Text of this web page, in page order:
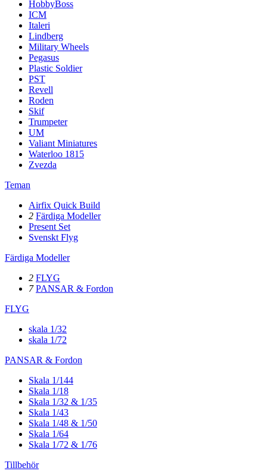
HobbyBoss
ICM
Italeri
Lindberg
Military Wheels
Pegasus
Plastic Soldier
PST
Revell
Roden
Skif
Trumpeter
UM
Valiant Miniatures
Waterloo 1815
Zvezda
Teman
Airfix Quick Build
2 Färdiga Modeller
Present Set
Svenskt Flyg
Färdiga Modeller
2 FLYG
7 PANSAR & Fordon
FLYG
skala 1/32
skala 1/72
PANSAR & Fordon
Skala 1/144
Skala 1/18
Skala 1/32 & 1/35
Skala 1/43
Skala 1/48 & 1/50
Skala 1/64
Skala 1/72 & 1/76
Tillbehör